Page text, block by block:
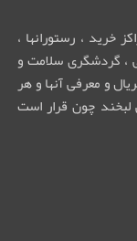
خرید ، رستورانها ،
، گردشگری سلامت و
و معرفی آنها و هر
لبخند چون قرار است